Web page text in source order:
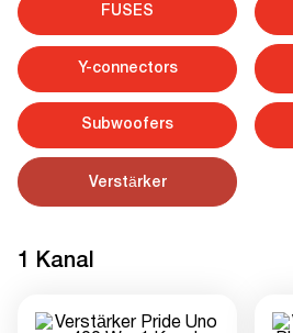
FUSES
Y-connectors
Subwoofers
Verstärker
1 Kanal